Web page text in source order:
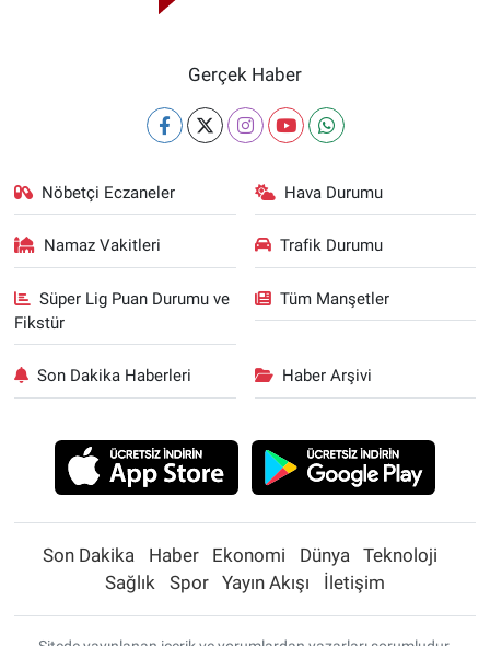
Gerçek Haber
Nöbetçi Eczaneler Hava Durumu
Namaz Vakitleri Trafik Durumu
Süper Lig Puan Durumu ve
Fikstür
Tüm Manşetler
Son Dakika Haberleri Haber Arşivi
Son Dakika Haber Ekonomi Dünya
Teknoloji
Sağlık
Spor Yayın Akışı İletişim